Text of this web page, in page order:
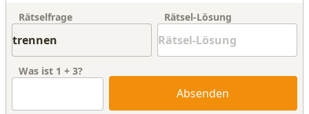
Rätselfrage Rätsel-Lösung
Was ist 1 + 3?
Absenden